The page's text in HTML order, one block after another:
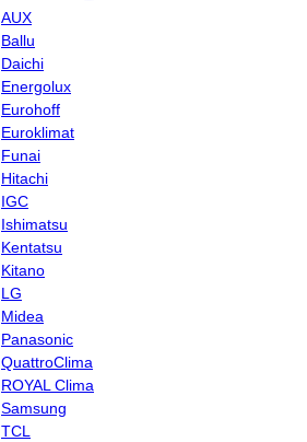
AUX
Ballu
Daichi
Energolux
Eurohoff
Euroklimat
Funai
Hitachi
IGC
Ishimatsu
Kentatsu
Kitano
LG
Midea
Panasonic
QuattroClima
ROYAL Clima
Samsung
TCL